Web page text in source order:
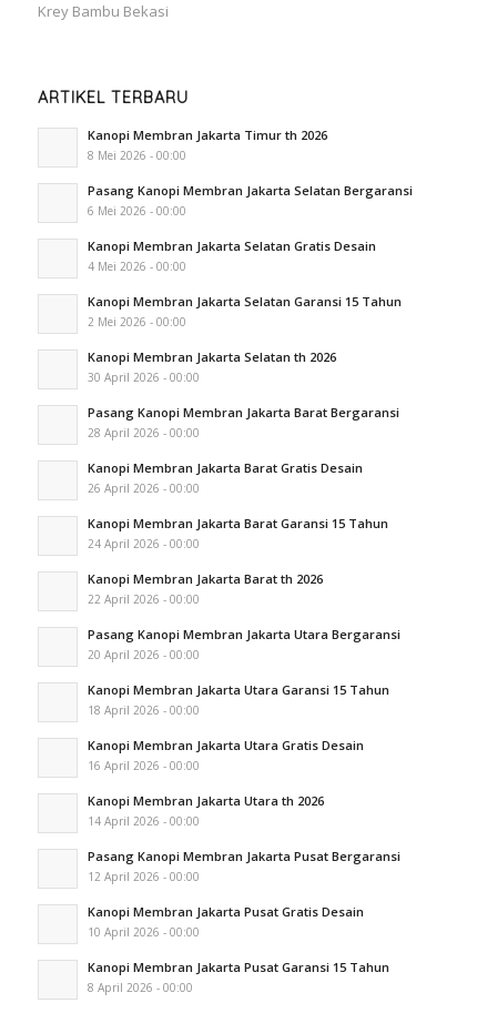
Krey Bambu Bekasi
ARTIKEL TERBARU
Kanopi Membran Jakarta Timur th 2026
8 Mei 2026 - 00:00
Pasang Kanopi Membran Jakarta Selatan Bergaransi
6 Mei 2026 - 00:00
Kanopi Membran Jakarta Selatan Gratis Desain
4 Mei 2026 - 00:00
Kanopi Membran Jakarta Selatan Garansi 15 Tahun
2 Mei 2026 - 00:00
Kanopi Membran Jakarta Selatan th 2026
30 April 2026 - 00:00
Pasang Kanopi Membran Jakarta Barat Bergaransi
28 April 2026 - 00:00
Kanopi Membran Jakarta Barat Gratis Desain
26 April 2026 - 00:00
Kanopi Membran Jakarta Barat Garansi 15 Tahun
24 April 2026 - 00:00
Kanopi Membran Jakarta Barat th 2026
22 April 2026 - 00:00
Pasang Kanopi Membran Jakarta Utara Bergaransi
20 April 2026 - 00:00
Kanopi Membran Jakarta Utara Garansi 15 Tahun
18 April 2026 - 00:00
Kanopi Membran Jakarta Utara Gratis Desain
16 April 2026 - 00:00
Kanopi Membran Jakarta Utara th 2026
14 April 2026 - 00:00
Pasang Kanopi Membran Jakarta Pusat Bergaransi
12 April 2026 - 00:00
Kanopi Membran Jakarta Pusat Gratis Desain
10 April 2026 - 00:00
Kanopi Membran Jakarta Pusat Garansi 15 Tahun
8 April 2026 - 00:00